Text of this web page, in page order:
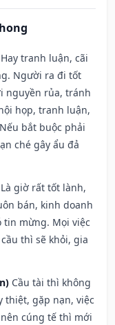
Hay tranh luận, cãi
Người ra đi tốt
nguyền rủa, tránh
họp, tranh luận,
bắt buộc phải
ché gây ẩu đả
Là giờ rất tốt lành,
bán, kinh doanh
tin mừng. Mọi việc
thì sẽ khỏi, gia
Cầu tài thì không
thiệt, gặp nạn, việc
cúng tế thì mới